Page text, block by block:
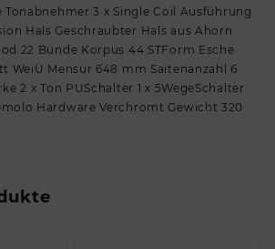
Tonabnehmer 3 x Single Coil Ausführung
Hals Geschraubter Hals aus Ahorn
22 Bünde Korpus 44 STForm Esche
WeiÜ Mensur 648 mm Saitenanzahl 6
2 x Ton PUSchalter 1 x 5WegeSchalter
Hardware Verchromt Gewicht 320